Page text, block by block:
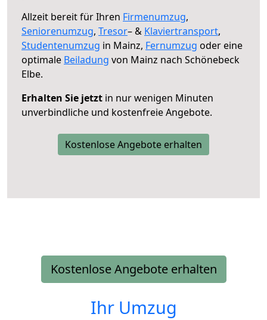
Allzeit bereit für Ihren Firmenumzug,
Seniorenumzug, Tresor– & Klaviertransport,
Studentenumzug in Mainz, Fernumzug oder eine
optimale Beiladung von Mainz nach Schönebeck
Elbe.
Erhalten Sie jetzt in nur wenigen Minuten
unverbindliche und kostenfreie Angebote.
Kostenlose Angebote erhalten
Kostenlose Angebote erhalten
Ihr Umzug